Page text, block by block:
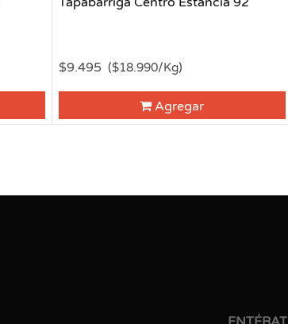
$9.495 ($18.990/Kg)
Agregar